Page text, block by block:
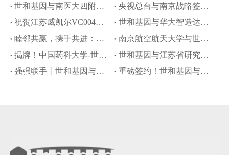
世和基因与南医大四附院签约打造“党建引领健康联盟”
央视总台与南京战略签约：世和基因邵阳博士担任《青年科创+》推介嘉宾
祝贺江苏威凯尔VC004获美国FDA新药临床试验许可
世和基因与华大智造达成全球化战略合作，赋能大规模自然人群肿瘤早筛项目
睦邻共赢，携手共进：世和基因与江苏威凯尔达成NTRK伴随诊断战略合作
南京航空航天大学与世和基因达成战略合作，共建省研究生工作站
揭牌！中国药科大学-世和基因专硕培养基地成立
世和基因与江苏省研究型医院学会达成恶性血液病精准诊疗战略合作
强强联手丨世和基因与诺华达成战略合作
重磅签约！世和基因与罗氏制药签署伴随诊断战略合作